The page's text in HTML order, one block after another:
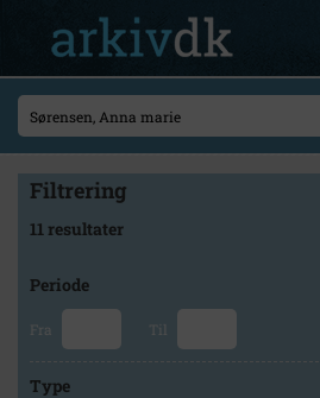
Filtrering
11 resultater
Periode
Fra Til
Type